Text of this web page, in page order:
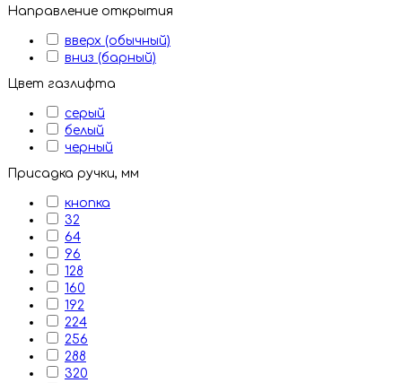
Направление открытия
вверх (обычный)
вниз (барный)
Цвет газлифта
серый
белый
черный
Присадка ручки, мм
кнопка
32
64
96
128
160
192
224
256
288
320